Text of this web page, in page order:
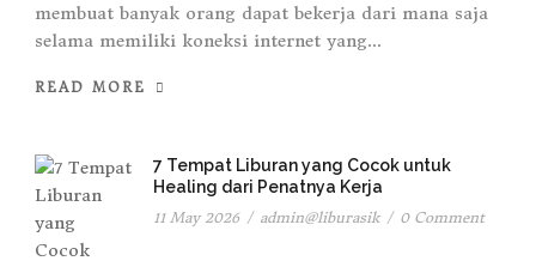
membuat banyak orang dapat bekerja dari mana saja
selama memiliki koneksi internet yang...
READ MORE
7 Tempat Liburan yang Cocok untuk
Healing dari Penatnya Kerja
11 May 2026 / admin@liburasik / 0 Comment